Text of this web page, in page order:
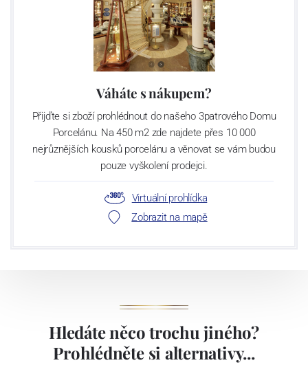
Váháte s nákupem?
Přijďte si zboží prohlédnout do našeho 3patrového Domu
Porcelánu. Na 450 m2 zde najdete přes 10 000
nejrůznějších kousků porcelánu a věnovat se vám budou
pouze vyškolení prodejci.
Virtuální prohlídka
Zobrazit na mapě
Hledáte něco trochu jiného?
Prohlédněte si alternativy...